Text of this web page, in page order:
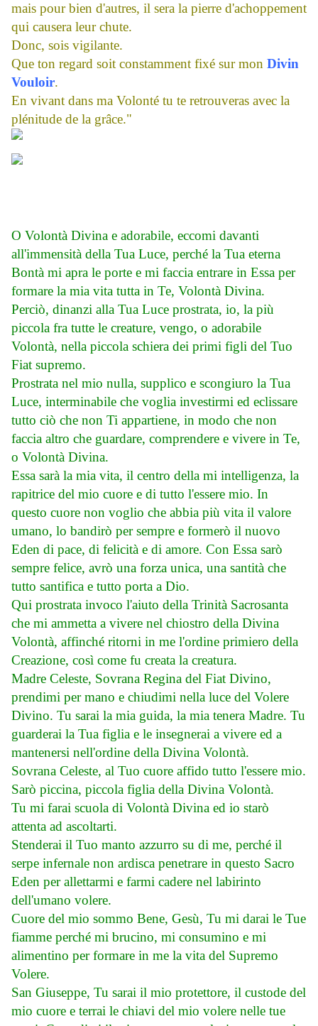
mais pour bien d'autres, il sera la pierre d'achoppement
qui causera leur chute.
Donc, sois vigilante.
Que ton regard soit constamment fixé sur mon Divin
Vouloir.
En vivant dans ma Volonté tu te retrouveras avec la
plénitude de la grâce."
O Volontà Divina e adorabile, eccomi davanti
all'immensità della Tua Luce, perché la Tua eterna
Bontà mi apra le porte e mi faccia entrare in Essa per
formare la mia vita tutta in Te, Volontà Divina.
Perciò, dinanzi alla Tua Luce prostrata, io, la più
piccola fra tutte le creature, vengo, o adorabile
Volontà, nella piccola schiera dei primi figli del Tuo
Fiat supremo.
Prostrata nel mio nulla, supplico e scongiuro la Tua
Luce, interminabile che voglia investirmi ed eclissare
tutto ciò che non Ti appartiene, in modo che non
faccia altro che guardare, comprendere e vivere in Te,
o Volontà Divina.
Essa sarà la mia vita, il centro della mi intelligenza, la
rapitrice del mio cuore e di tutto l'essere mio. In
questo cuore non voglio che abbia più vita il valore
umano, lo bandirò per sempre e formerò il nuovo
Eden di pace, di felicità e di amore. Con Essa sarò
sempre felice, avrò una forza unica, una santità che
tutto santifica e tutto porta a Dio.
Qui prostrata invoco l'aiuto della Trinità Sacrosanta
che mi ammetta a vivere nel chiostro della Divina
Volontà, affinché ritorni in me l'ordine primiero della
Creazione, così come fu creata la creatura.
Madre Celeste, Sovrana Regina del Fiat Divino,
prendimi per mano e chiudimi nella luce del Volere
Divino. Tu sarai la mia guida, la mia tenera Madre. Tu
guarderai la Tua figlia e le insegnerai a vivere ed a
mantenersi nell'ordine della Divina Volontà.
Sovrana Celeste, al Tuo cuore affido tutto l'essere mio.
Sarò piccina, piccola figlia della Divina Volontà.
Tu mi farai scuola di Volontà Divina ed io starò
attenta ad ascoltarti.
Stenderai il Tuo manto azzurro su di me, perché il
serpe infernale non ardisca penetrare in questo Sacro
Eden per allettarmi e farmi cadere nel labirinto
dell'umano volere.
Cuore del mio sommo Bene, Gesù, Tu mi darai le Tue
fiamme perché mi brucino, mi consumino e mi
alimentino per formare in me la vita del Supremo
Volere.
San Giuseppe, Tu sarai il mio protettore, il custode del
mio cuore e terrai le chiavi del mio volere nelle tue